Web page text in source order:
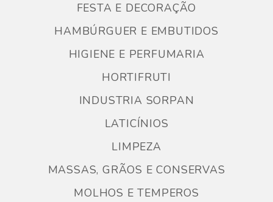
FESTA E DECORAÇÃO
HAMBÚRGUER E EMBUTIDOS
HIGIENE E PERFUMARIA
HORTIFRUTI
INDUSTRIA SORPAN
LATICÍNIOS
LIMPEZA
MASSAS, GRÃOS E CONSERVAS
MOLHOS E TEMPEROS